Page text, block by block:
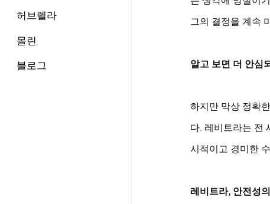
그의 결정을 계속
알고 보면 더 안심
하지만 막상 정확
다. 레비트라는 전
시적이고 경미한
레비트라, 안전성
허브렐라
몰린
블로그